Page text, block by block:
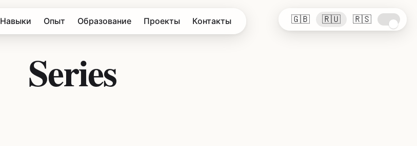
Навыки Опыт Образование Проекты Контакты 🇬🇧 🇷🇺 🇷🇸
Series